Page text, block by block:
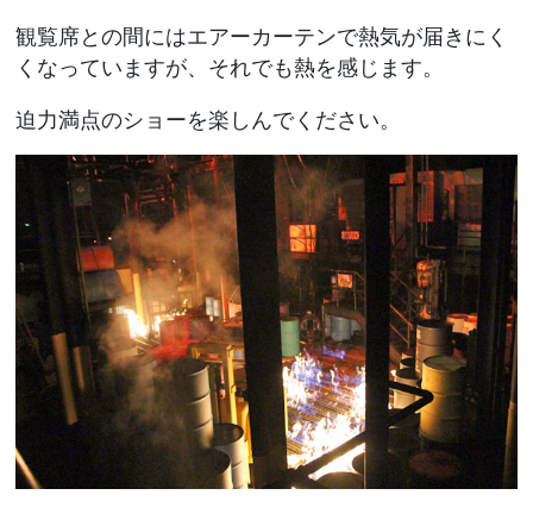
観覧席との間にはエアーカーテンで熱気が届きにく
くなっていますが、それでも熱を感じます。
迫力満点のショーを楽しんでください。